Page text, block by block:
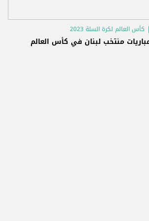
كأس العالم لكرة السلة 2023
منتخب لبنان في كأس العالم